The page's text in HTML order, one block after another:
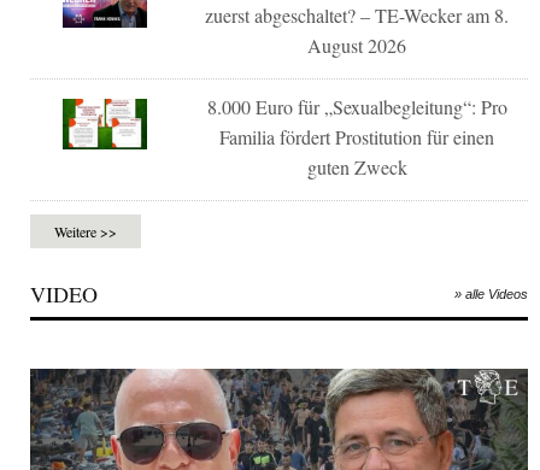
zuerst abgeschaltet? – TE-Wecker am 8.
August 2026
8.000 Euro für „Sexualbegleitung“: Pro
Familia fördert Prostitution für einen
guten Zweck
Weitere >>
VIDEO » alle Videos